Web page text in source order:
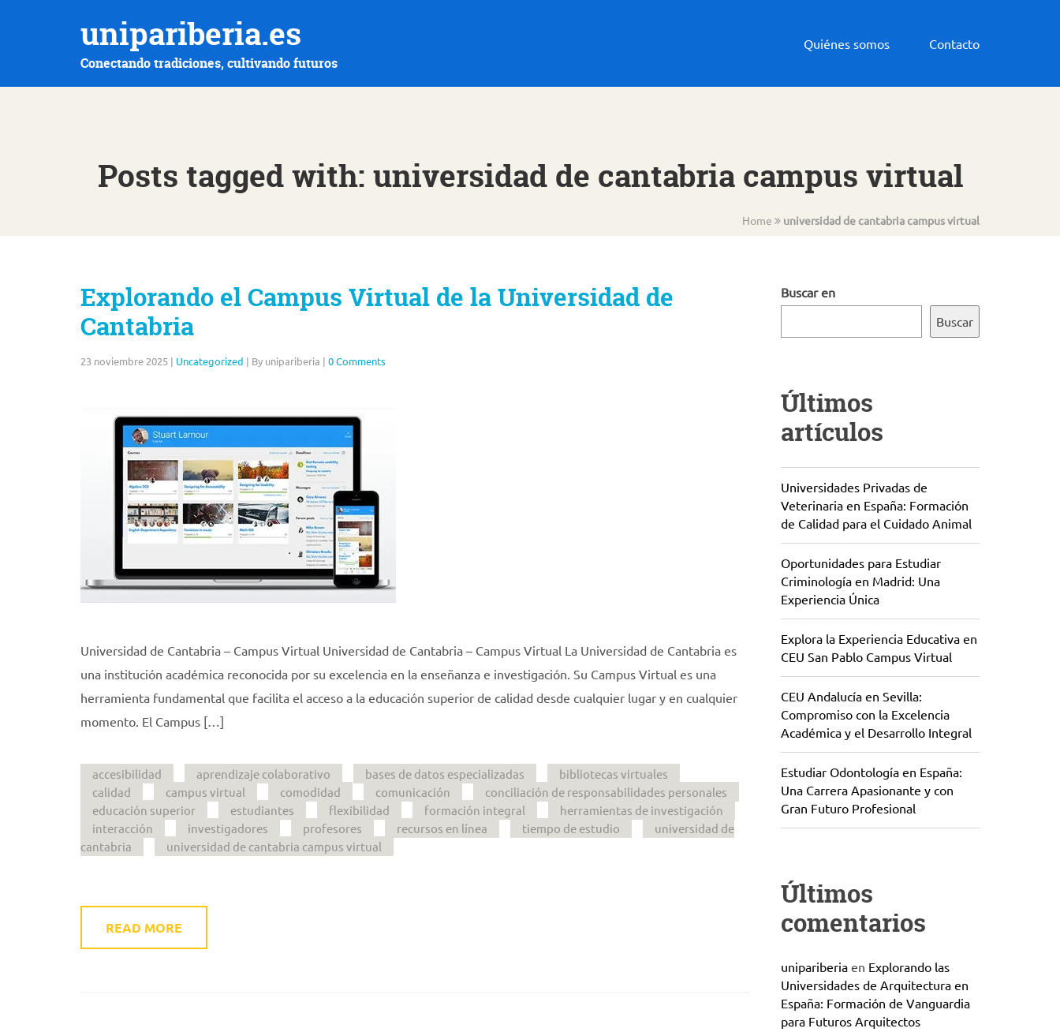
unipariberia.es
Conectando tradiciones, cultivando futuros
Quiénes somos Contacto
Posts tagged with: universidad de cantabria campus virtual
Home universidad de cantabria campus virtual
Explorando el Campus Virtual de la Universidad de
Cantabria
23 noviembre 2025 | Uncategorized | By unipariberia | 0 Comments
Universidad de Cantabria – Campus Virtual Universidad de Cantabria – Campus Virtual La Universidad de Cantabria es
una institución académica reconocida por su excelencia en la enseñanza e investigación. Su Campus Virtual es una
herramienta fundamental que facilita el acceso a la educación superior de calidad desde cualquier lugar y en cualquier
momento. El Campus […]
accesibilidad aprendizaje colaborativo bases de datos especializadas
bibliotecas virtuales
calidad
campus virtual comodidad comunicación
conciliación de responsabilidades personales
educación superior
estudiantes flexibilidad formación integral
herramientas de investigación
interacción
investigadores profesores recursos en línea tiempo de estudio
universidad de
cantabria
universidad de cantabria campus virtual
READ MORE
Buscar en
Buscar
Últimos
artículos
Universidades Privadas de
Veterinaria en España: Formación
de Calidad para el Cuidado Animal
Oportunidades para Estudiar
Criminología en Madrid: Una
Experiencia Única
Explora la Experiencia Educativa en
CEU San Pablo Campus Virtual
CEU Andalucía en Sevilla:
Compromiso con la Excelencia
Académica y el Desarrollo Integral
Estudiar Odontología en España:
Una Carrera Apasionante y con
Gran Futuro Profesional
Últimos
comentarios
unipariberiaen Explorando las
Universidades de Arquitectura en
España: Formación de Vanguardia
para Futuros Arquitectos